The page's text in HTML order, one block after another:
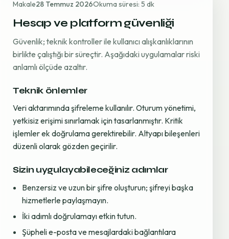
Makale28 Temmuz 2026Okuma süresi: 5 dk
Hesap ve platform güvenliği
Güvenlik; teknik kontroller ile kullanıcı alışkanlıklarının
birlikte çalıştığı bir süreçtir. Aşağıdaki uygulamalar riski
anlamlı ölçüde azaltır.
Teknik önlemler
Veri aktarımında şifreleme kullanılır. Oturum yönetimi,
yetkisiz erişimi sınırlamak için tasarlanmıştır. Kritik
işlemler ek doğrulama gerektirebilir. Altyapı bileşenleri
düzenli olarak gözden geçirilir.
Sizin uygulayabileceğiniz adımlar
Benzersiz ve uzun bir şifre oluşturun; şifreyi başka
hizmetlerle paylaşmayın.
İki adımlı doğrulamayı etkin tutun.
Şüpheli e-posta ve mesajlardaki bağlantılara